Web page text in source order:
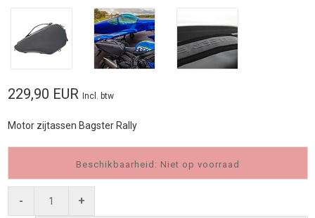
229,90 EUR Incl. btw
Motor zijtassen Bagster Rally
Beschikbaarheid: Niet op voorraad
- +